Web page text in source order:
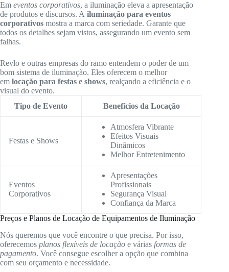
Em eventos corporativos, a iluminação eleva a apresentação
de produtos e discursos. A iluminação para eventos
corporativos mostra a marca com seriedade. Garante que
todos os detalhes sejam vistos, assegurando um evento sem
falhas.
Revlo e outras empresas do ramo entendem o poder de um
bom sistema de iluminação. Eles oferecem o melhor
em locação para festas e shows, realçando a eficiência e o
visual do evento.
Tipo de Evento
Benefícios da Locação
Festas e Shows
Atmosfera Vibrante
Efeitos Visuais
Dinâmicos
Melhor Entretenimento
Eventos
Corporativos
Apresentações
Profissionais
Segurança Visual
Confiança da Marca
Preços e Planos de Locação de Equipamentos de Iluminação
Nós queremos que você encontre o que precisa. Por isso,
oferecemos planos flexíveis de locação e várias formas de
pagamento. Você consegue escolher a opção que combina
com seu orçamento e necessidade.